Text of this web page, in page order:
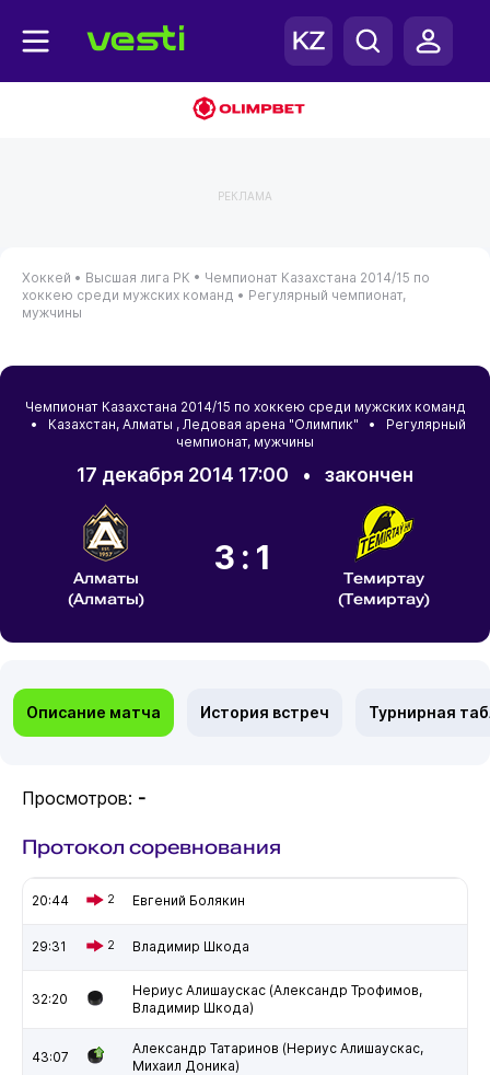
РЕКЛАМА
Хоккей • Высшая лига РК • Чемпионат Казахстана 2014/15 по
хоккею среди мужских команд • Регулярный чемпионат,
мужчины
Чемпионат Казахстана 2014/15 по хоккею среди мужских команд
• Казахстан, Алматы , Ледовая арена "Олимпик" • Регулярный
чемпионат, мужчины
17 декабря 2014 17:00 • закончен
Алматы
(Алматы)
3:1
Темиртау
(Темиртау)
Описание матча История встреч Турнирная
Просмотров: -
Протокол соревнования
20:44 2 Евгений Болякин
29:31 2 Владимир Шкода
32:20
Нериус Алишаускас (Александр Трофимов,
Владимир Шкода)
43:07
Александр Татаринов (Нериус Алишаускас,
Михаил Доника)